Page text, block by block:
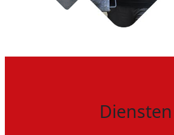
Diensten